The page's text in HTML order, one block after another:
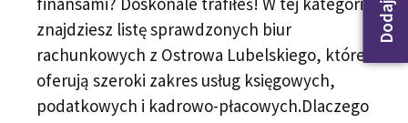
znajdziesz listę sprawdzonych biur
rachunkowych z Ostrowa Lubelskiego, które
oferują szeroki zakres usług księgowych,
podatkowych i kadrowo-płacowych.Dlaczego